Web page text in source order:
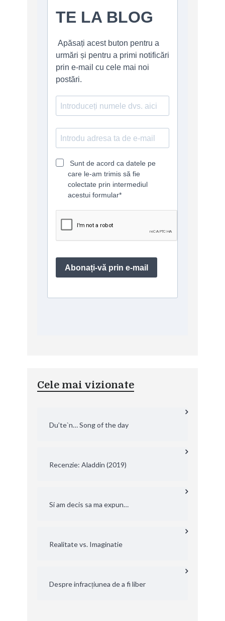
Cele mai vizionate
Du’te`n… Song of the day
Recenzie: Aladdin (2019)
Si am decis sa ma expun…
Realitate vs. Imaginatie
Despre infracțiunea de a fi liber